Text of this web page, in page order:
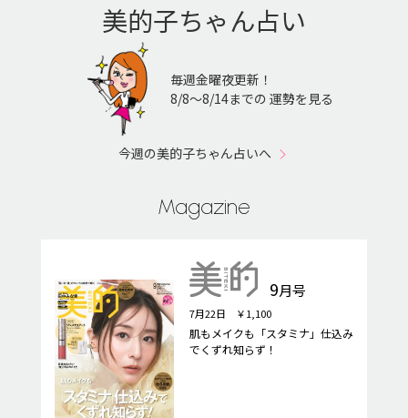
美的子ちゃん占い
毎週金曜夜更新！
8/8〜8/14までの 運勢を見る
今週の美的子ちゃん占いへ
Magazine
9月号
7月22日 ￥1,100
肌もメイクも「スタミナ」仕込み
でくずれ知らず！